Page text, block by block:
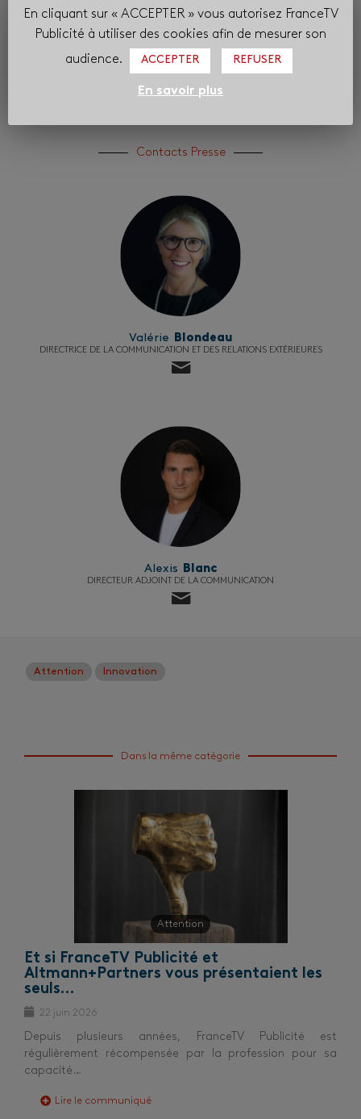
L’enjeu n’est pas de capter l’attention contre
l’expérience mais d’enrichir l’expérience pour
renforcer l’attention.
Contacts Presse
Valérie Blondeau
DIRECTRICE DE LA COMMUNICATION ET DES RELATIONS EXTÉRIEURES
Alexis Blanc
DIRECTEUR ADJOINT DE LA COMMUNICATION
Attention Innovation
Dans la même catégorie
Attention
Et si FranceTV Publicité et
Altmann+Partners vous présentaient les
seuls…
22 juin 2026
Depuis plusieurs années, FranceTV Publicité est
régulièrement récompensée par la profession pour sa
capacité…
Lire le communiqué
En cliquant sur « ACCEPTER » vous autorisez FranceTV
Publicité à utiliser des cookies afin de mesurer son
audience.
ACCEPTER REFUSER
En savoir plus